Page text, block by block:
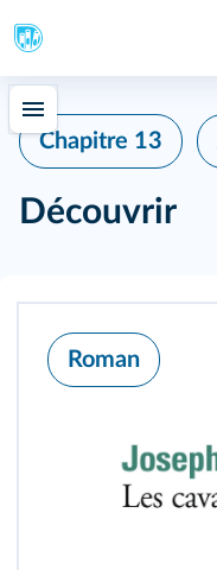
Chapitre 13
Découvrir
Roman